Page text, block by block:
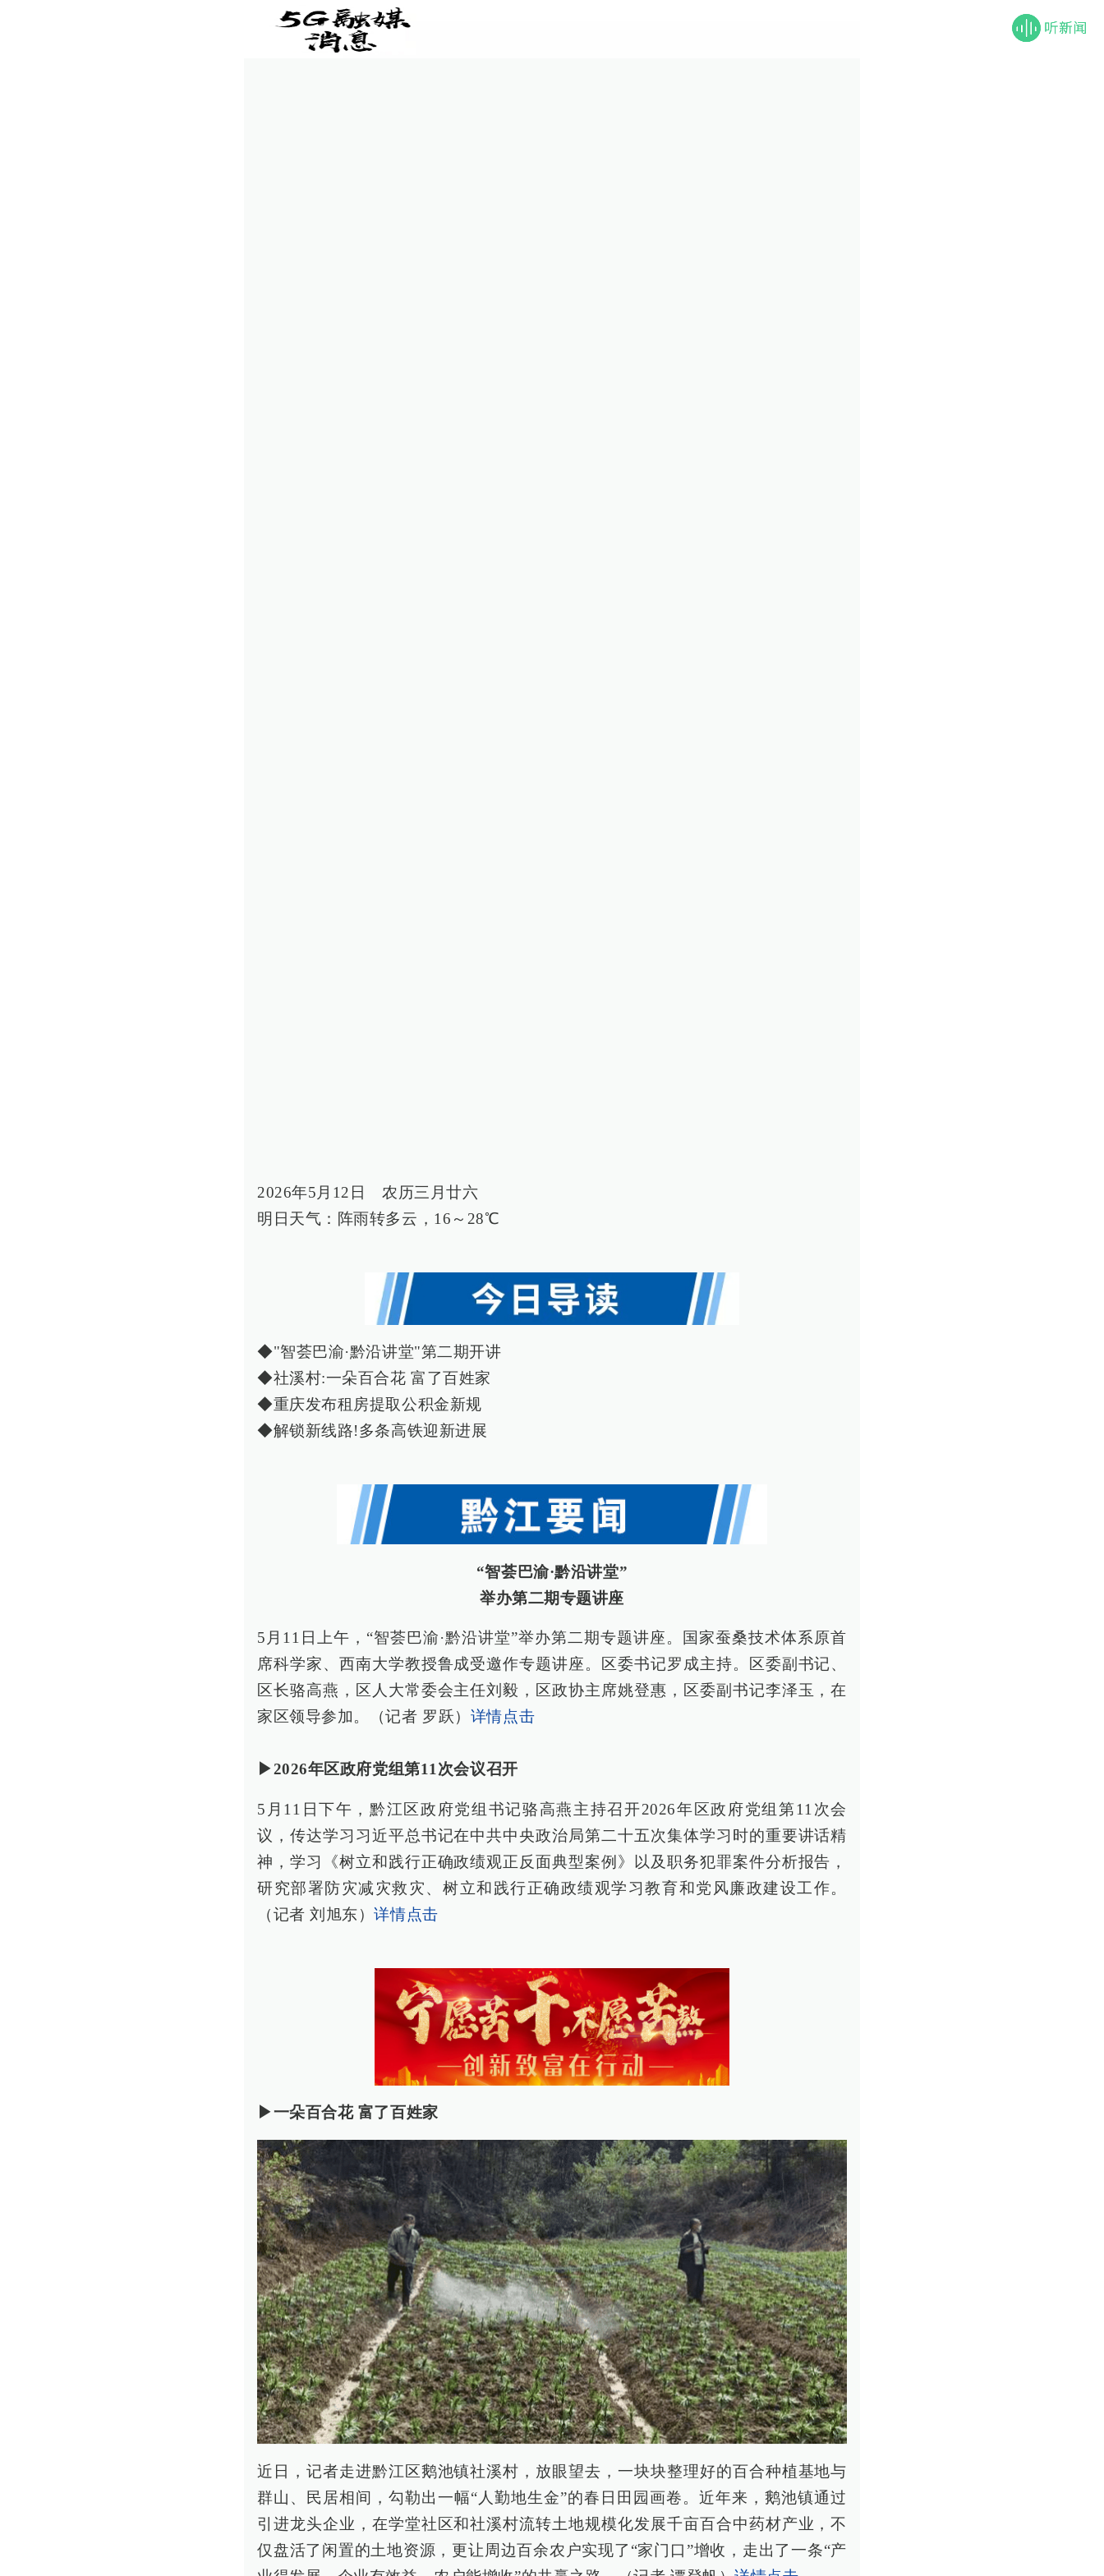
2026年5月12日 农历三月廿六
明日天气：阵雨转多云，16～28℃
◆"智荟巴渝·黔沿讲堂"第二期开讲
◆社溪村:一朵百合花 富了百姓家
◆重庆发布租房提取公积金新规
◆解锁新线路!多条高铁迎新进展
“智荟巴渝·黔沿讲堂”
举办第二期专题讲座
5月11日上午，“智荟巴渝·黔沿讲堂”举办第二期专题讲座。国家蚕桑技术体系原首
席科学家、西南大学教授鲁成受邀作专题讲座。区委书记罗成主持。区委副书记、
区长骆高燕，区人大常委会主任刘毅，区政协主席姚登惠，区委副书记李泽玉，在
家区领导参加。（记者 罗跃） 详情点击
▶2026年区政府党组第11次会议召开
5月11日下午，黔江区政府党组书记骆高燕主持召开2026年区政府党组第11次会
议，传达学习习近平总书记在中共中央政治局第二十五次集体学习时的重要讲话精
神，学习《树立和践行正确政绩观正反面典型案例》以及职务犯罪案件分析报告，
研究部署防灾减灾救灾、树立和践行正确政绩观学习教育和党风廉政建设工作。
（记者 刘旭东）详情点击
▶一朵百合花 富了百姓家
近日，记者走进黔江区鹅池镇社溪村，放眼望去，一块块整理好的百合种植基地与
群山、民居相间，勾勒出一幅“人勤地生金”的春日田园画卷。近年来，鹅池镇通过
引进龙头企业，在学堂社区和社溪村流转土地规模化发展千亩百合中药材产业，不
仅盘活了闲置的土地资源，更让周边百余农户实现了“家门口”增收，走出了一条“产